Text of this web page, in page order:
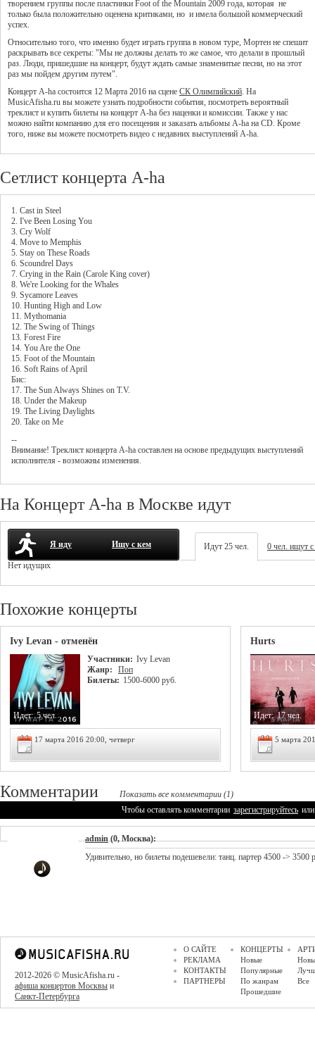
творением группы после пластинки Foot of the Mountain 2009 года, которая не
только была положительно оценена критиками, но и имела большой коммерческий
успех.
Относительно того, что именно будет играть группа в новом туре, Мортен не спешит
раскрывать все секреты: "Мы не должны делать то же самое, что делали в прошлый
раз. Люди, пришедшие на концерт, будут ждать самые знаменитые песни, но на этот
раз мы пойдем другим путем".
Концерт A-ha состоится 12 Марта 2016 на сцене СК Олимпийский. На
MusicAfisha.ru вы можете узнать подробности события, посмотреть вероятный
треклист и купить билеты на концерт A-ha без наценки и комиссии. Также у нас
можно найти компанию для его посещения и заказать альбомы A-ha на CD. Кроме
того, ниже вы можете посмотреть видео с недавних выступлений A-ha.
Сетлист концерта A-ha
1. Cast in Steel
2. I've Been Losing You
3. Cry Wolf
4. Move to Memphis
5. Stay on These Roads
6. Scoundrel Days
7. Crying in the Rain (Carole King cover)
8. We're Looking for the Whales
9. Sycamore Leaves
10. Hunting High and Low
11. Mythomania
12. The Swing of Things
13. Forest Fire
14. You Are the One
15. Foot of the Mountain
16. Soft Rains of April
Бис:
17. The Sun Always Shines on T.V.
18. Under the Makeup
19. The Living Daylights
20. Take on Me
--
Внимание! Треклист концерта A-ha составлен на основе предыдущих выступлений
исполнителя - возможны изменения.
На Концерт A-ha в Москве идут
Я иду Ищу с кем Идут 25 чел.
0 чел. ищут
Нет идущих
Похожие концерты
Ivy Levan - отменён
Участники: Ivy Levan
Жанр:
Поп
Билеты: 1500-6000 руб.
Идет: 5 чел.
17 марта 2016 20:00, четверг
Hurts
Идет: 17 чел.
5 марта
Комментарии
Показать все комментарии (1)
Чтобы оставлять комментарии зарегистрируйтесь или
admin (0, Москва):
Удивительно, но билеты подешевели: танц. партер 4500 ->
2012-2026 © MusicAfisha.ru -
афиша концертов Москвы и
Санкт-Петербурга
О САЙТЕ
РЕКЛАМА
КОНТАКТЫ
ПАРТНЕРЫ
КОНЦЕРТЫ
Новые
Популярные
По жанрам
Прошедшие
Все